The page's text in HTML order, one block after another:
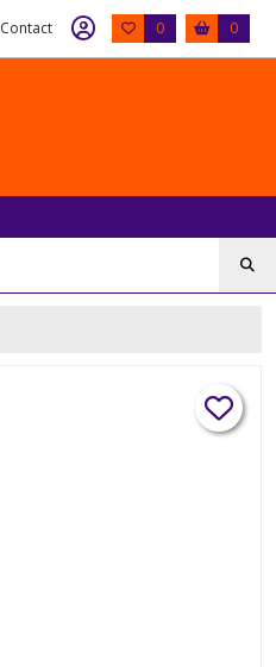
Contact 0 0